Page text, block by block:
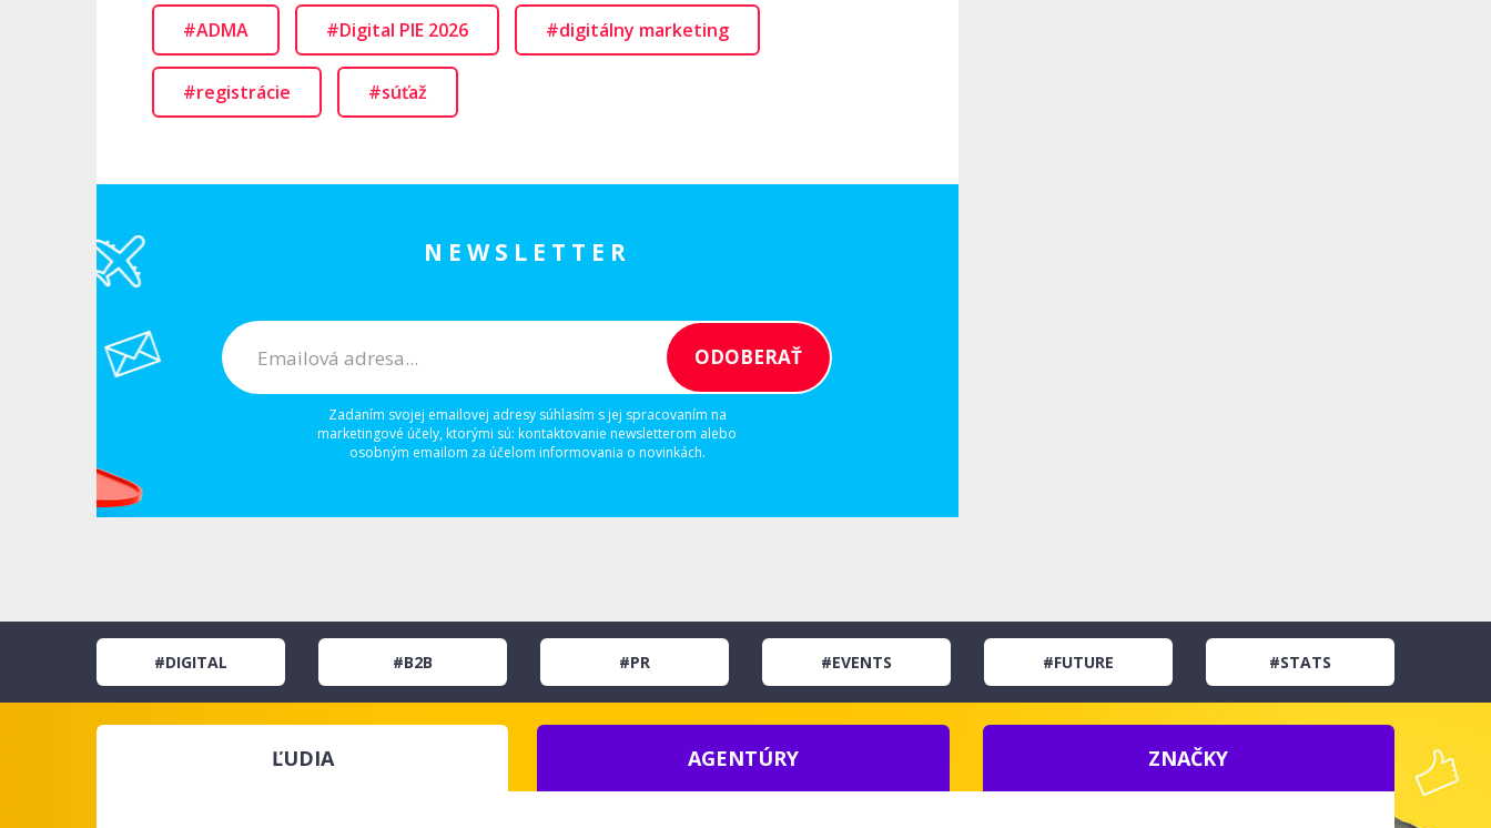
#ADMA #Digital PIE 2026 #digitálny marketing
#registrácie #súťaž
NEWSLETTER
Zadaním svojej emailovej adresy súhlasím s jej spracovaním na
marketingové účely, ktorými sú: kontaktovanie newsletterom alebo
osobným emailom za účelom informovania o novinkách.
#DIGITAL #B2B #PR #EVENTS #FUTURE #STATS
ĽUDIA AGENTÚRY ZNAČKY